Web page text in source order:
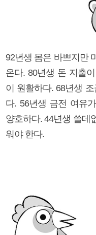
92년생 몸은 바쁘지만
온다. 80년생 돈 지출
이 원활하다. 68년생
다. 56년생 금전 여유
양호하다. 44년생 쓸데
워야 한다.